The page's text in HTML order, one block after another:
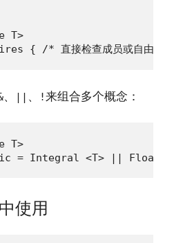
T>
{ /* 直接检查成员或自由
、 || 、 !来组合多个概念：
T>
= Integral <T> ||
使用